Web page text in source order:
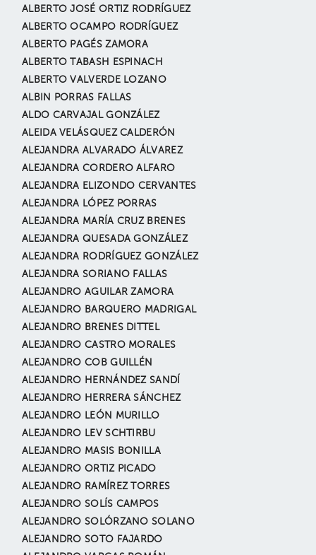
ALBERTO JOSÉ ORTIZ RODRÍGUEZ
ALBERTO OCAMPO RODRÍGUEZ
ALBERTO PAGÉS ZAMORA
ALBERTO TABASH ESPINACH
ALBERTO VALVERDE LOZANO
ALBIN PORRAS FALLAS
ALDO CARVAJAL GONZÁLEZ
ALEIDA VELÁSQUEZ CALDERÓN
ALEJANDRA ALVARADO ÁLVAREZ
ALEJANDRA CORDERO ALFARO
ALEJANDRA ELIZONDO CERVANTES
ALEJANDRA LÓPEZ PORRAS
ALEJANDRA MARÍA CRUZ BRENES
ALEJANDRA QUESADA GONZÁLEZ
ALEJANDRA RODRÍGUEZ GONZÁLEZ
ALEJANDRA SORIANO FALLAS
ALEJANDRO AGUILAR ZAMORA
ALEJANDRO BARQUERO MADRIGAL
ALEJANDRO BRENES DITTEL
ALEJANDRO CASTRO MORALES
ALEJANDRO COB GUILLÉN
ALEJANDRO HERNÁNDEZ SANDÍ
ALEJANDRO HERRERA SÁNCHEZ
ALEJANDRO LEÓN MURILLO
ALEJANDRO LEV SCHTIRBU
ALEJANDRO MASIS BONILLA
ALEJANDRO ORTIZ PICADO
ALEJANDRO RAMÍREZ TORRES
ALEJANDRO SOLÍS CAMPOS
ALEJANDRO SOLÓRZANO SOLANO
ALEJANDRO SOTO FAJARDO